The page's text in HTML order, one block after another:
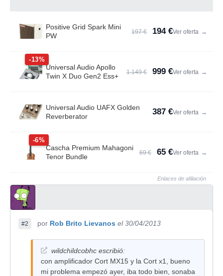
Positive Grid Spark Mini
PW
197 € 194 €Ver oferta →
-13%
Universal Audio Apollo
Twin X Duo Gen2 Ess+
1.149 € 999 €Ver oferta →
Universal Audio UAFX Golden
Reverberator
387 €Ver oferta →
-6%
Cascha Premium Mahagoni
Tenor Bundle
69 € 65 €Ver oferta →
Enlaces de afiliación
#2 por Rob Brito Lievanos el 30/04/2013
wildchildcobhc escribió:
con amplificador Cort MX15 y la Cort x1, bueno
mi problema empezó ayer, iba todo bien, sonaba